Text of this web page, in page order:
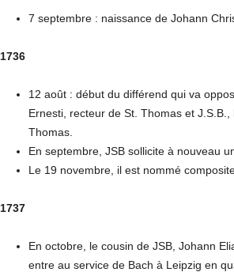
7 septembre : naissance de Johann
1736
12 août : début du différend qui va
Ernesti, recteur de St. Thomas et J.S.B.,
Thomas.
En septembre, JSB sollicite à nouveau
Le 19 novembre, il est nommé
1737
En octobre, le cousin de JSB, Johann
entre au service de Bach à Leipzig en